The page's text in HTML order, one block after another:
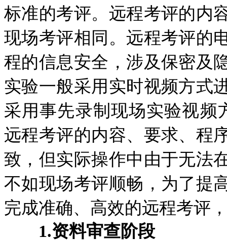
标准的考评。远程考评的内
现场考评相同。远程考评的
程的信息安全，涉及保密及
实验一般采用实时视频方式
采用事先录制现场实验视频
远程考评的内容、要求、程
致，但实际操作中由于无法
不如现场考评顺畅，为了提
完成准确、高效的远程考评
1.资料审查阶段